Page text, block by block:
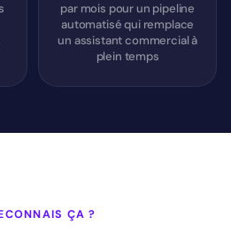
par mois pour un pipeline
automatisé qui remplace
un assistant commercial à
plein temps
ÇA ?